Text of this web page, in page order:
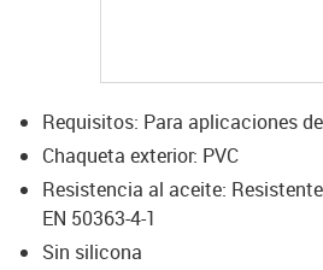
Requisitos: Para aplicaciones
Chaqueta exterior: PVC
Resistencia al aceite:
EN 50363-4-1
Sin silicona